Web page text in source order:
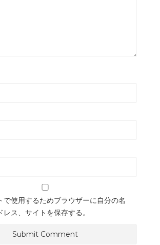
で使用するためブラウザーに自分の名
ス、サイトを保存する。